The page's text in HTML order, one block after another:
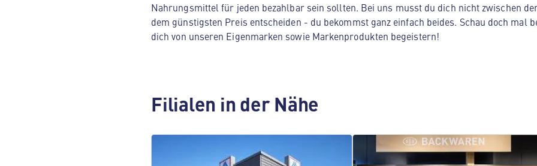
Nahrungsmittel für jeden bezahlbar sein sollten. Bei uns musst du dich nicht zwischen
dem günstigsten Preis entscheiden - du bekommst ganz einfach beides. Schau doch mal
dich von unseren Eigenmarken sowie Markenprodukten begeistern!
Filialen in der Nähe